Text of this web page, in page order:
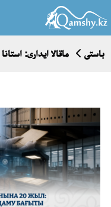
باستى ماقالا ايدارى: استانا